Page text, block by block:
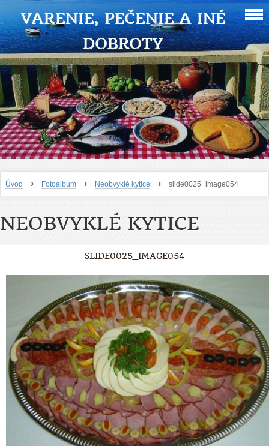
VARENIE, PEČENIE A INÉ
DOBROTY
Úvod › Fotoalbum › Neobvyklé kytice › slide0025_image054
NEOBVYKLÉ KYTICE
SLIDE0025_IMAGE054